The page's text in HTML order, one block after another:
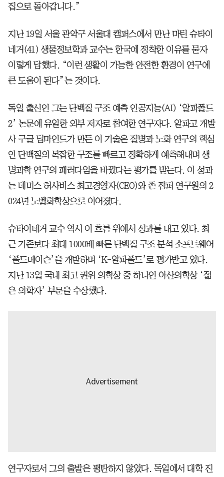
집으로 돌아갑니다.”
지난 19일 서울 관악구 서울대 캠퍼스에서 만난 마틴 슈타이
네거(41) 생물정보학과 교수는 한국에 정착한 이유를 묻자
이렇게 답했다. “이런 생활이 가능한 안전한 환경이 연구에
큰 도움이 된다”는 것이다.
독일 출신인 그는 단백질 구조 예측 인공지능(AI) ‘알파폴드
2’ 논문에 유일한 외부 저자로 참여한 연구자다. 알파고 개발
사 구글 딥마인드가 만든 이 기술은 질병과 노화 연구의 핵심
인 단백질의 복잡한 구조를 빠르고 정확하게 예측해내며 생
명과학 연구의 패러다임을 바꿨다는 평가를 받는다. 이 성과
는 데미스 허사비스 최고경영자(CEO)와 존 점퍼 연구원의 2
024년 노벨화학상으로 이어졌다.
슈타이네거 교수 역시 이 흐름 위에서 성과를 내고 있다. 최
근 기존보다 최대 1000배 빠른 단백질 구조 분석 소프트웨어
‘폴드메이슨’을 개발하며 ‘K-알파폴드’로 평가받고 있다.
지난 13일 국내 최고 권위 의학상 중 하나인 아산의학상 ‘젊
은 의학자’ 부문을 수상했다.
연구자로서 그의 출발은 평탄하지 않았다. 독일에서 대학 진